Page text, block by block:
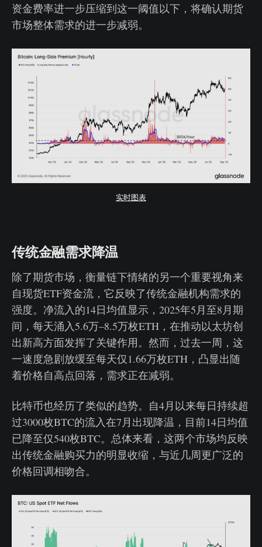
资金费率进一步压缩到这一阈值以下，将确认期货
市场整体需求的进一步减弱。
实时图表
传统金融需求降温
除了期货市场，衡量链下情绪的另一个重要视角来
自现货ETF资金流，它反映了传统金融机构需求的
强度。净流入的14日均值显示，2025年5月至8月期
间，每天涌入5.6万–8.5万枚ETH，在推动以太坊创
出新高方面发挥了关键作用。然而，过去一周，这
一速度急剧放缓至每天仅1.66万枚ETH，凸显出随
着价格自高点回落，需求正在减弱。
比特币也经历了类似的趋势。自4月以来每日持续超
过3000枚BTC的流入在7月出现降温，目前14日均值
已降至仅540枚BTC。总体来看，这两个市场均反映
出传统金融购买力的明显收缩，与近几周更广泛的
价格回调相吻合。